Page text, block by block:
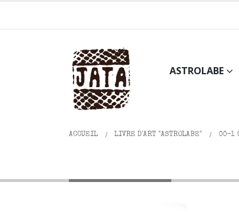
ASTROLABE
ACCUEIL LIVRE D'ART "ASTROLABE" 00-1